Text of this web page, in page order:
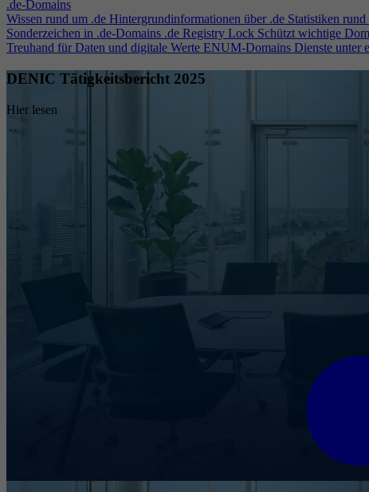
.de-Domains
Wissen rund um .de Hintergrundinformationen über .de Statistiken rund
Sonderzeichen in .de-Domains .de Registry Lock Schützt wichtige
Treuhand für Daten und digitale Werte ENUM-Domains Dienste unter
DENIC Tätigkeitsbericht 2025
Hier lesen